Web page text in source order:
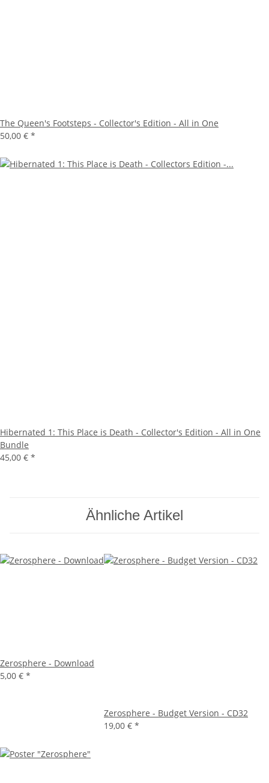
The Queen's Footsteps - Collector's Edition - All in One
50,00 € *
Hibernated 1: This Place is Death - Collector's Edition - All in One
Bundle
45,00 € *
Ähnliche Artikel
Zerosphere - Download
5,00 € *
Zerosphere - Budget Version - CD32
19,00 € *